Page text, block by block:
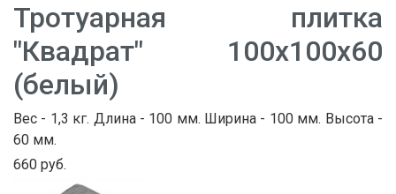
Тротуарная плитка
"Квадрат" 100х100х60
(белый)
Вес - 1,3 кг. Длина - 100 мм. Ширина - 100 мм. Высота -
60 мм.
660 руб.